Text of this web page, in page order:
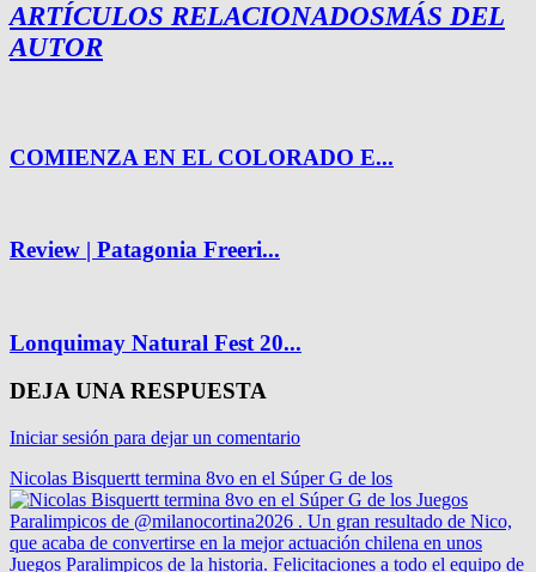
ARTÍCULOS RELACIONADOSMÁS DEL
AUTOR
COMIENZA EN EL COLORADO E...
Review | Patagonia Freeri...
Lonquimay Natural Fest 20...
DEJA UNA RESPUESTA
Iniciar sesión para dejar un comentario
Nicolas Bisquertt termina 8vo en el Súper G de los